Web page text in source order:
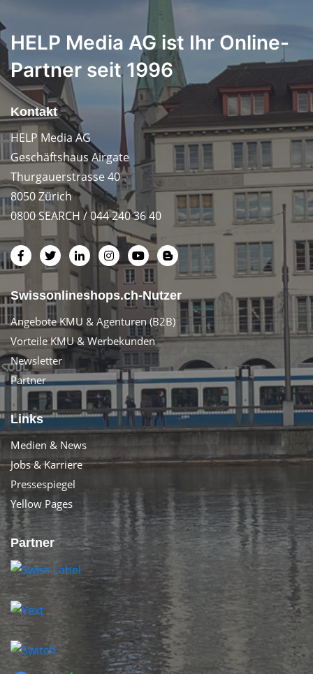
HELP Media AG ist Ihr Online-
Partner seit 1996
Kontakt
HELP Media AG
Geschäftshaus Airgate
Thurgauerstrasse 40
8050 Zürich
0800 SEARCH / 044 240 36 40
Swissonlineshops.ch-Nutzer
Angebote KMU & Agenturen (B2B)
Vorteile KMU & Werbekunden
Newsletter
Partner
Links
Medien & News
Jobs & Karriere
Pressespiegel
Yellow Pages
Partner